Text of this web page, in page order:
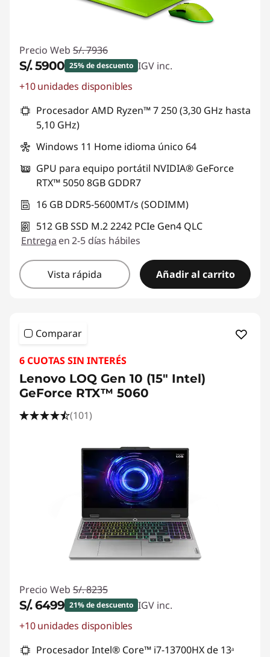
Precio Web S/. 7936
S/. 5900 25% de descuento IGV inc.
Ahorros instantáneos :
+10 unidades disponibles
Procesador AMD Ryzen™ 7 250 (3,30 GHz hasta
5,10 GHz)
Windows 11 Home idioma único 64
GPU para equipo portátil NVIDIA® GeForce
RTX™ 5050 8GB GDDR7
16 GB DDR5-5600MT/s (SODIMM)
512 GB SSD M.2 2242 PCIe Gen4 QLC
Entrega en 2-5 días hábiles
Vista rápida Añadir al carrito
Comparar
6 CUOTAS SIN INTERÉS
Lenovo LOQ Gen 10 (15" Intel)
GeForce RTX™ 5060
(101)
Precio Web S/. 8235
S/. 6499 21% de descuento IGV inc.
Ahorros instantáneos :
+10 unidades disponibles
Procesador Intel® Core™ i7-13700HX de 13ᵃ